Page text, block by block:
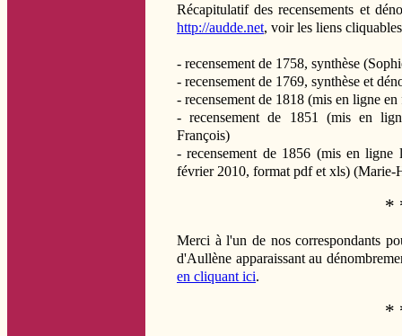
Récapitulatif des recensements et
http://audde.net, voir les liens
- recensement de 1758, synthèse
- recensement de 1769, synthèse et
- recensement de 1818 (mis en ligne
- recensement de 1851 (mis en
François)
- recensement de 1856 (mis en
février 2010, format pdf et xls) (Marie-
*
Merci à l'un de nos correspondants
d'Aullène apparaissant au
en cliquant ici.
*